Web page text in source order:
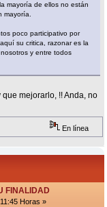
mayoría de ellos no están
mayoría.
poco participativo por
su critica, razonar es la
y entre todos
mejorarlo, !! Anda, no
En línea
FINALIDAD
Horas »